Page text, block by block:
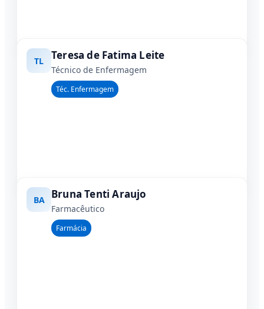
TL Teresa de Fatima Leite
Técnico de Enfermagem
Téc. Enfermagem
BA Bruna Tenti Araujo
Farmacêutico
Farmácia